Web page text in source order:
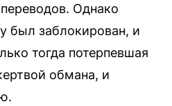
Однако
был заблокирован, и
тогда потерпевшая
обмана, и